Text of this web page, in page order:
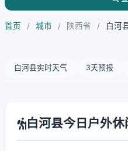
首页 / 城市 / 陕西省 / 白河
白河县实时天气 3天预报
白河县今日户外